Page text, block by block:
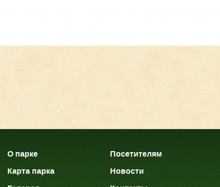
О парке
Посетителям
Карта парка
Новости